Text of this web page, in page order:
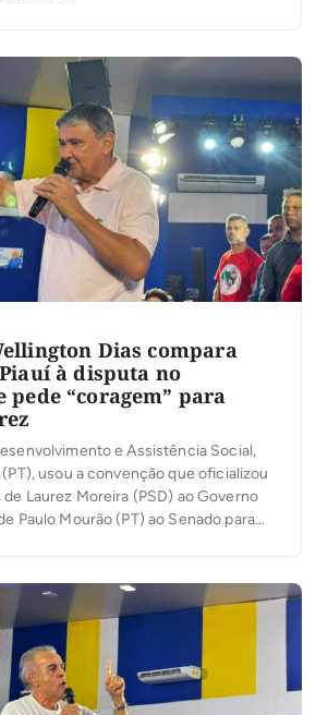
Dias compara
à disputa no
pede “coragem” para
e Assistência Social,
usou a convenção que oficializou
Laurez Moreira (PSD) ao Governo
Paulo Mourão (PT) ao Senado para
afirmou que […]